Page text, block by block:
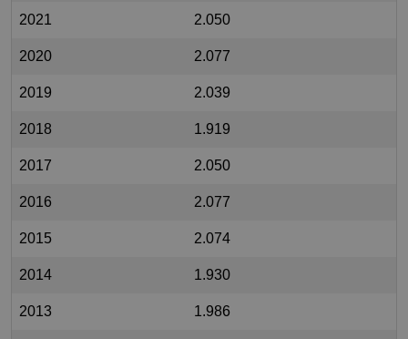
2021 2.050
2020 2.077
2019 2.039
2018 1.919
2017 2.050
2016 2.077
2015 2.074
2014 1.930
2013 1.986